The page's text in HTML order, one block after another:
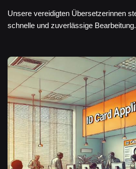
Unsere vereidigten Übersetzerinnen
schnelle und zuverlässige Bearbeitung.